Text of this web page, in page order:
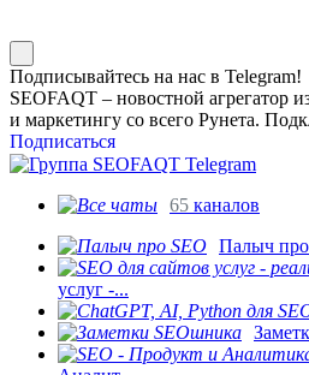
Подписывайтесь на нас в Telegram!
SEOFAQT – новостной агрегатор
и маркетингу со всего Рунета.
Подписаться
65 каналов
Палыч
услуг -...